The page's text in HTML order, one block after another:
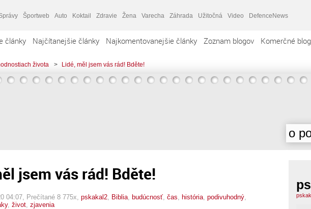
Športweb Auto Koktail Zdravie Žena Varecha Záhrada Užitočná Video DefenceNews
články Najčítanejšie články Najkomentovanejšie články Zoznam blogov Komerčné
života > Lidé, měl jsem vás rád! Bděte!
o
jsem vás rád! Bděte!
04:07 , Prečítané 8 775x, pskakal2 Biblia budúcnosť čas história podivuhodný
, život zjavenia